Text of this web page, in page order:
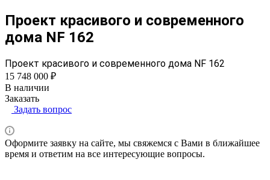
Проект красивого и современного
дома NF 162
Проект красивого и современного дома NF 162
15 748 000 ₽
В наличии
Заказать
Задать вопрос
Оформите заявку на сайте, мы свяжемся с Вами в ближайшее
время и ответим на все интересующие вопросы.